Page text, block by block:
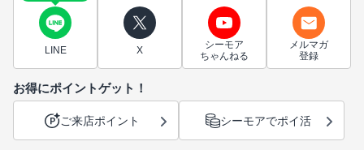
LINE X
シーモア
ちゃんねる
メルマガ
登録
お得にポイントゲット！
ご来店ポイント シーモアでポイ活